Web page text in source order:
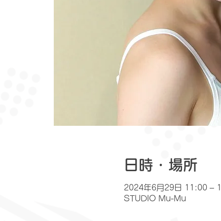
日時・場所
2024年6月29日 11:00 –
STUDIO Mu-Mu